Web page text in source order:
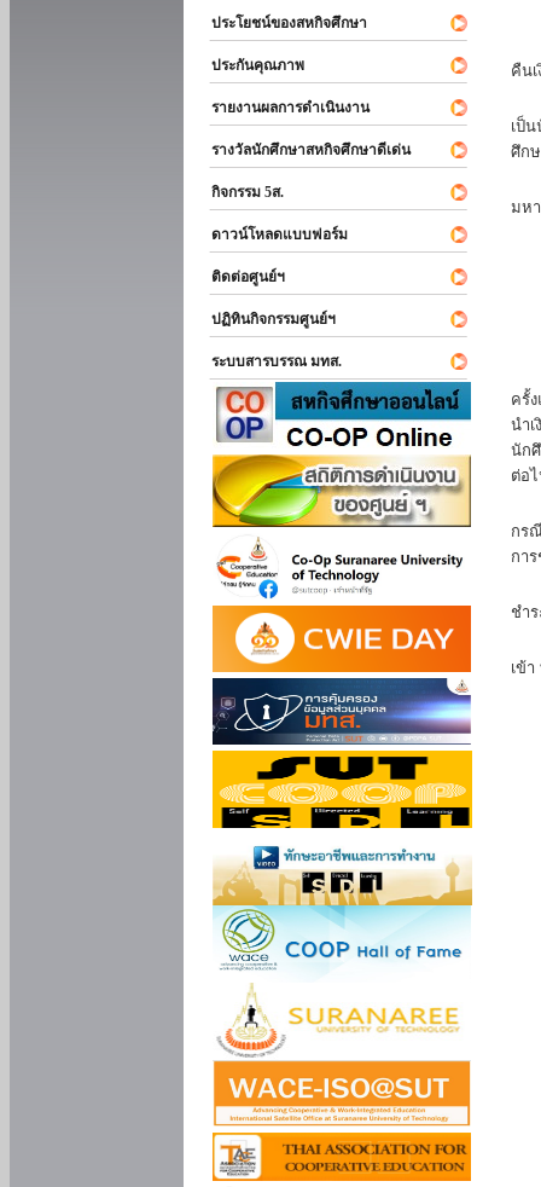
ประโยชน์ของสหกิจศึกษา
ประกันคุณภาพ
รายงานผลการดำเนินงาน
รางวัลนักศึกษาสหกิจศึกษาดีเด่น
กิจกรรม 5ส.
ดาวน์โหลดแบบฟอร์ม
ติดต่อศูนย์ฯ
ปฏิทินกิจกรรมศูนย์ฯ
ระบบสารบรรณ มทส.
คืน
เป็
ศึก
มห
ครั้
นำ
นัก
ต่อ
กร
กา
ชำ
เข้